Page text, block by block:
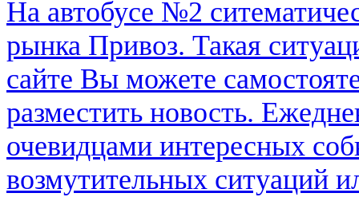
На автобусе №2
рынка Привоз. Такая
сайте Вы можете
разместить новость.
очевидцами интересных
возмутительных ситуаций